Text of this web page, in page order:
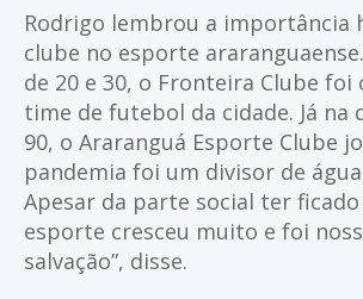
Rodrigo lembrou a importância
clube no esporte
de 20 e 30, o Fronteira Clube
time de futebol da cidade. Já na
90, o Araranguá Esporte Clube
pandemia foi um divisor de
Apesar da parte social ter
esporte cresceu muito e foi
salvação”, disse.